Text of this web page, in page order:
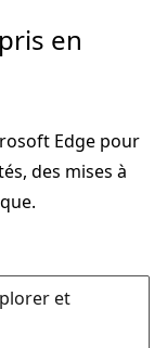
en
Edge pour
des mises à
et